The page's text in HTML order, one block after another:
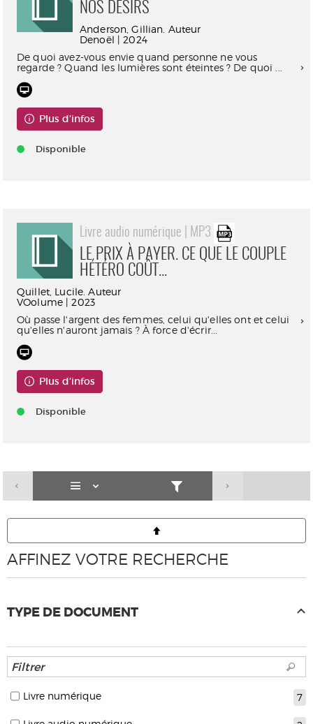
NOS DÉSIRS
Anderson, Gillian. Auteur
Denoël | 2024
De quoi avez-vous envie quand personne ne vous
regarde ? Quand les lumières sont éteintes ? De quoi ...
Plus d'infos
Disponible
Livre audio numérique | MP3
LE PRIX À PAYER. CE QUE LE COUPLE
HÉTÉRO COÛT...
Quillet, Lucile. Auteur
VOolume | 2023
Où passe l'argent des femmes, celui qu'elles ont et celui
qu'elles n'auront jamais ? À force d'écrir...
Plus d'infos
Disponible
AFFINEZ VOTRE RECHERCHE
TYPE DE DOCUMENT
7
Livre numérique